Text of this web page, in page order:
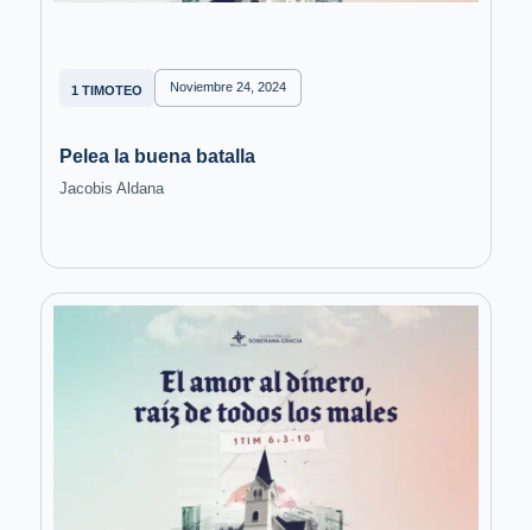
1 TIMOTEO Noviembre 24, 2024
Pelea la buena batalla
Jacobis Aldana